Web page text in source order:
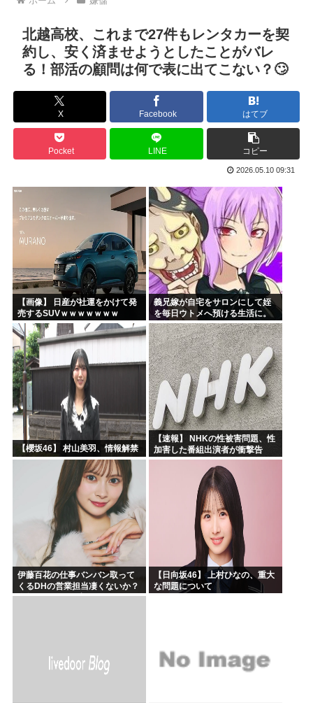
ガンダムSEEDの新台パチ●コ、またコケるwww
高市早苗熊本視察PVを映像ディレクターが本気で分析した結...
みいちゃんのモデルになった人は性格がいいらしい。
来週のハンターハンタータイソンとツベッパ王子TSK17に...
『ヤニねこ』の喫煙や覚醒剤の注射シーン、青少年への影響を...
海外「これが文明か！」日本に比べて超石器時代だった英国に...
ゼレンスキー大統領「日本の支援は大きくない」3兆円も支援...
「沢城みゆき」「悠木碧」「坂本真綾」「黒沢ともよ」パチ●...
「安倍晋三」「麻生太郎」「石原慎太郎」「高市早苗」 無礼...
漫画「人間を舐めるなよ…！」←こういう展開好きなんやが
ハンターハンター、とんでもねえ伏線が発掘されるwww
ひなこのーと作者、ついに限界突破
韓国、日本で韓国籍のインフルエンサーが7台の車に当て逃げ...
北越高校、これまで27件もレンタカーを契
約し、安く済ませようとしたことがバレ
る！部活の顧問は何で表に出てこない？🙄
X Facebook はてブ
Pocket LINE コピー
2026.05.10 09:31
【画像】 日産が社運をかけて発
売するSUVｗｗｗｗｗｗｗ
義兄嫁が自宅をサロンにして姪
を毎日ウトメへ預ける生活に。
数年後、そのツケが一気に回っ
てきて…
【櫻坂46】 村山美羽、情報解禁
【速報】 NHKの性被害問題、性
加害した番組出演者が衝撃告
白！
伊藤百花の仕事バンバン取って
くるDHの営業担当凄くないか？
今年のボーナス凄いことになり
【日向坂46】 上村ひなの、重大
な問題について